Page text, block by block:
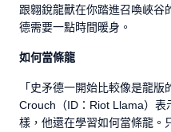
跟翱銳龍獸在你踏進召喚峽谷
德需要一點時間暖身。
如何當條龍
「史矛德一開始比較像是龍
Crouch（ID：Riot Llama）表
樣，他還在學習如何當條龍。